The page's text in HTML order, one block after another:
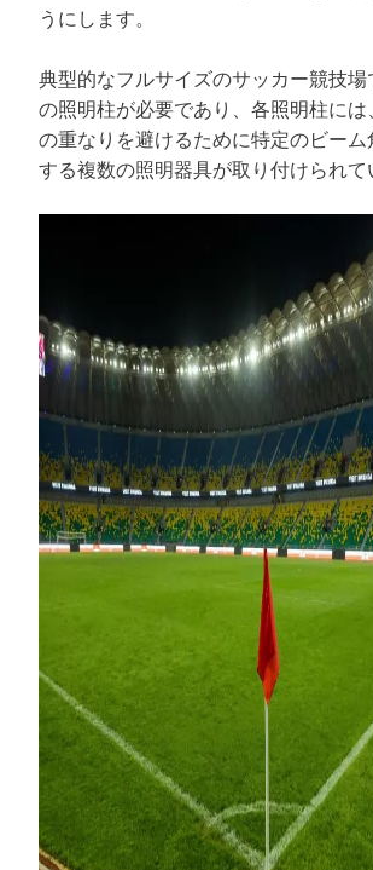
うにします。
典型的なフルサイズのサッカー競技場
の照明柱が必要であり、各照明柱には
の重なりを避けるために特定のビー
する複数の照明器具が取り付けられて